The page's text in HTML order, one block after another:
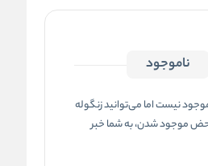
ناموجود
موجود نیست اما می‌توانید زنگوله
محض موجود شدن، به شما خبر